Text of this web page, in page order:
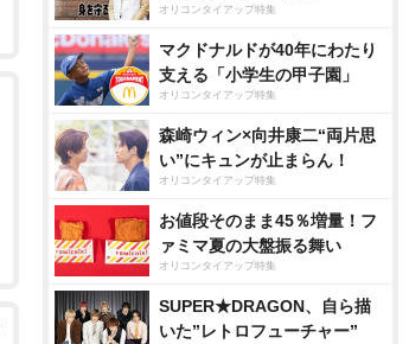
オリコンタイアップ特集
マクドナルドが40年にわたり
支える「小学生の甲子園」
オリコンタイアップ特集
森崎ウィン×向井康二“両片思
い”にキュンが止まらん！
オリコンタイアップ特集
お値段そのまま45％増量！フ
ァミマ夏の大盤振る舞い
オリコンタイアップ特集
SUPER★DRAGON、自ら描
いた”レトロフューチャー”